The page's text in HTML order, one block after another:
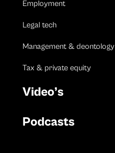
Employment
Legal tech
Management & deontology
Tax & private equity
Video’s
Podcasts